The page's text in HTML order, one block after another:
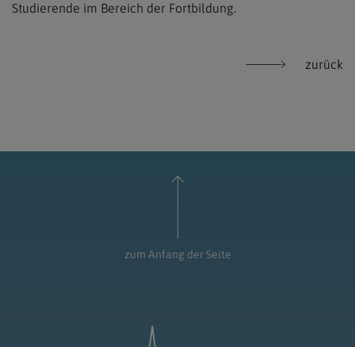
Studierende im Bereich der Fortbildung.
zurück
zum Anfang der Seite